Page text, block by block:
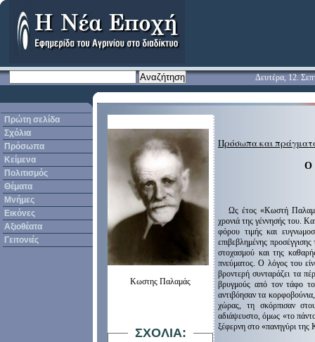
Δευτέρα, 12.
Πρώτη σελίδα
Σχόλια
Πρόσωπα
Κείμενα
Πολιτισμός
Θέματα
Μνήμες
Εικόνες
Αξιοθέατα
Γειτονιές
Κωστης Παλαμάς
ΣΧΟΛΙΑ:
Πρόσωπα και
Ο
Ως έτος «Κωστή
χρονιά της γέννησής του.
φόρου τιμής και
επιβεβλημένης
στοχασμού και της
πνεύματος. Ο λόγος του
βροντερή συνταράζει τα
βρυγμούς από τον τάφο
αντιβόησαν τα
χώρας, τη σκόρπισαν
αδιάψευστο, όμως «το
ξέφερνη στο «πανηγύρι της